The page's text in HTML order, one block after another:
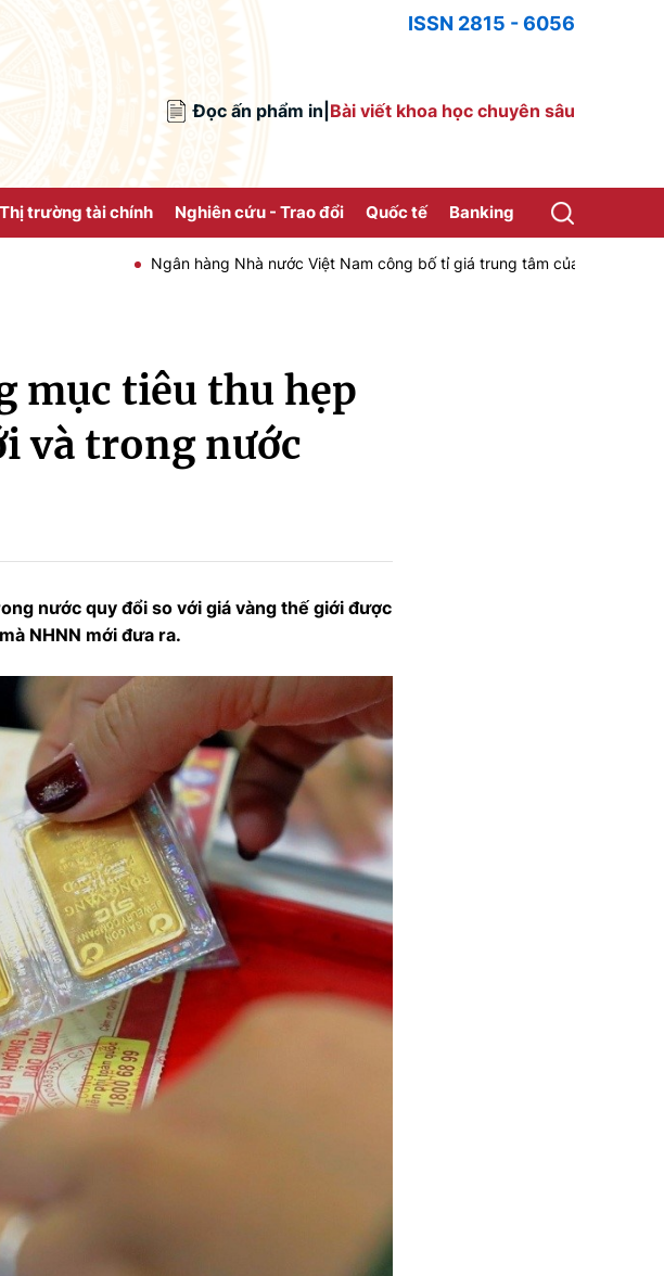
ISSN 2815 - 6056
Đọc ấn phẩm in Bài viết khoa học chuyên sâu
Thị trường tài chính Nghiên cứu - Trao đổi Quốc tế Banking
Ngân hàng Nhà nước Việt Nam công bố tỉ giá trung tâm của Đồng Việt Nam với
mục tiêu thu hẹp
và trong nước
nước quy đổi so với giá vàng thế giới được
NHNN mới đưa ra.